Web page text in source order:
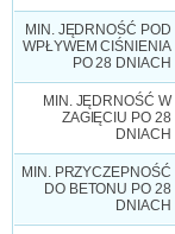
MIN. JĘDRNOŚĆ POD
WPŁYWEM CIŚNIENIA
PO 28 DNIACH
MIN. JĘDRNOŚĆ W
ZAGIĘCIU PO 28
DNIACH
MIN. PRZYCZEPNOŚĆ
DO BETONU PO 28
DNIACH